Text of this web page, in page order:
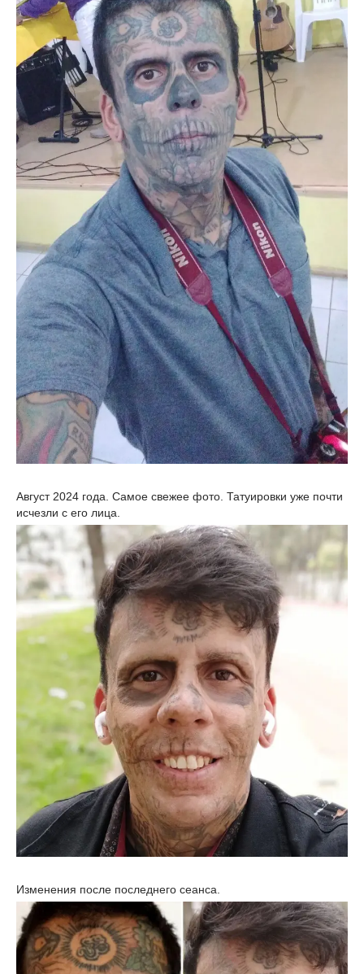
Август 2024 года. Самое свежее фото. Татуировки уже почти
исчезли с его лица.
Изменения после последнего сеанса.